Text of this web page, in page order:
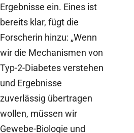
Ergebnisse ein. Eines ist
bereits klar, fügt die
Forscherin hinzu: „Wenn
wir die Mechanismen von
Typ-2-Diabetes verstehen
und Ergebnisse
zuverlässig übertragen
wollen, müssen wir
Gewebe-Biologie und